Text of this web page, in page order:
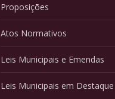
Proposições
Atos Normativos
Leis Municipais e Emendas
Leis Municipais em Destaque